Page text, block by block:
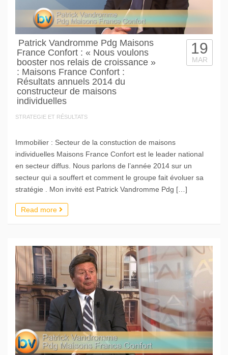
Patrick Vandromme Pdg Maisons
France Confort : « Nous voulons
booster nos relais de croissance »
: Maisons France Confort :
Résultats annuels 2014 du
constructeur de maisons
individuelles
STRATEGIE ET RÉSULTATS
19
MAR
Immobilier : Secteur de la constuction de maisons
individuelles Maisons France Confort est le leader national
en secteur diffus. Nous parlons de l’année 2014 sur un
secteur qui a souffert et comment le groupe fait évoluer sa
stratégie . Mon invité est Patrick Vandromme Pdg […]
Read more